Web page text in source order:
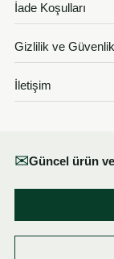
İade Koşulları
Gizlilik ve Güvenlik
İletişim
✉Güncel ürün